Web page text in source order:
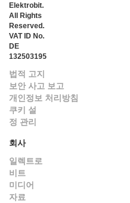
Elektrobit.
All Rights
Reserved.
VAT ID No.
DE
132503195
법적 고지
보안 사고 보고
개인정보 처리방침
쿠키 설
정 관리
회사
일렉트로
비트
미디어
자료